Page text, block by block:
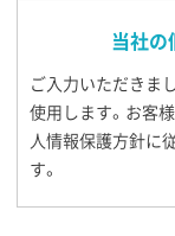
当社の
ご入力いただきま
使用します。お客
人情報保護方針に
す。